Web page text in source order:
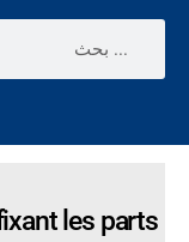
les parts